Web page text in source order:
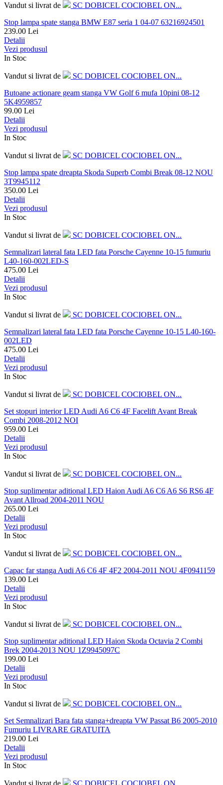
Vandut si livrat de
SC DOBICEL COCIOBEL ON...
Stop lampa spate stanga BMW E87 seria 1 04-07 63216924501
239.00 Lei
Detalii
Vezi produsul
In Stoc
Vandut si livrat de
SC DOBICEL COCIOBEL ON...
Butoane actionare geam stanga VW Golf 6 mufa 10pini 08-12
5K4959857
99.00 Lei
Detalii
Vezi produsul
In Stoc
Vandut si livrat de
SC DOBICEL COCIOBEL ON...
Stop lampa spate dreapta Skoda Superb Combi Break 08-12 NOU
3T9945112
350.00 Lei
Detalii
Vezi produsul
In Stoc
Vandut si livrat de
SC DOBICEL COCIOBEL ON...
Semnalizari lateral fata LED fata Porsche Cayenne 10-15 fumuriu
L40-160-002LED-S
475.00 Lei
Detalii
Vezi produsul
In Stoc
Vandut si livrat de
SC DOBICEL COCIOBEL ON...
Semnalizari lateral fata LED fata Porsche Cayenne 10-15 L40-160-
002LED
475.00 Lei
Detalii
Vezi produsul
In Stoc
Vandut si livrat de
SC DOBICEL COCIOBEL ON...
Set stopuri interior LED Audi A6 C6 4F Facelift Avant Break
Combi 2008-2012 NOI
959.00 Lei
Detalii
Vezi produsul
In Stoc
Vandut si livrat de
SC DOBICEL COCIOBEL ON...
Stop suplimentar aditional LED Haion Audi A6 C6 A6 S6 RS6 4F
Avant Allroad 2004-2011 NOU
265.00 Lei
Detalii
Vezi produsul
In Stoc
Vandut si livrat de
SC DOBICEL COCIOBEL ON...
Capac far stanga Audi A6 C6 4F 4F2 2004-2011 NOU 4F0941159
139.00 Lei
Detalii
Vezi produsul
In Stoc
Vandut si livrat de
SC DOBICEL COCIOBEL ON...
Stop suplimentar aditional LED Haion Skoda Octavia 2 Combi
Brek 2004-2013 NOU 1Z9945097C
199.00 Lei
Detalii
Vezi produsul
In Stoc
Vandut si livrat de
SC DOBICEL COCIOBEL ON...
Set Semnalizari Bara fata stanga+dreapta VW Passat B6 2005-2010
Fumuriu LIVRARE GRATUITA
219.00 Lei
Detalii
Vezi produsul
In Stoc